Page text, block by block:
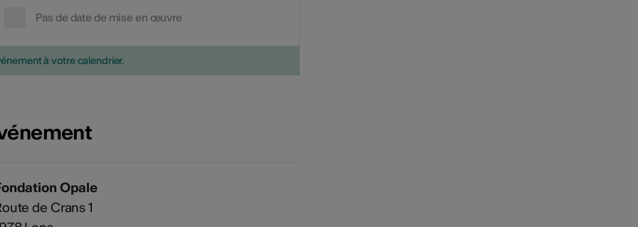
Pas de date de mise en œuvre
à votre calendrier.
Opale
de Crans 1